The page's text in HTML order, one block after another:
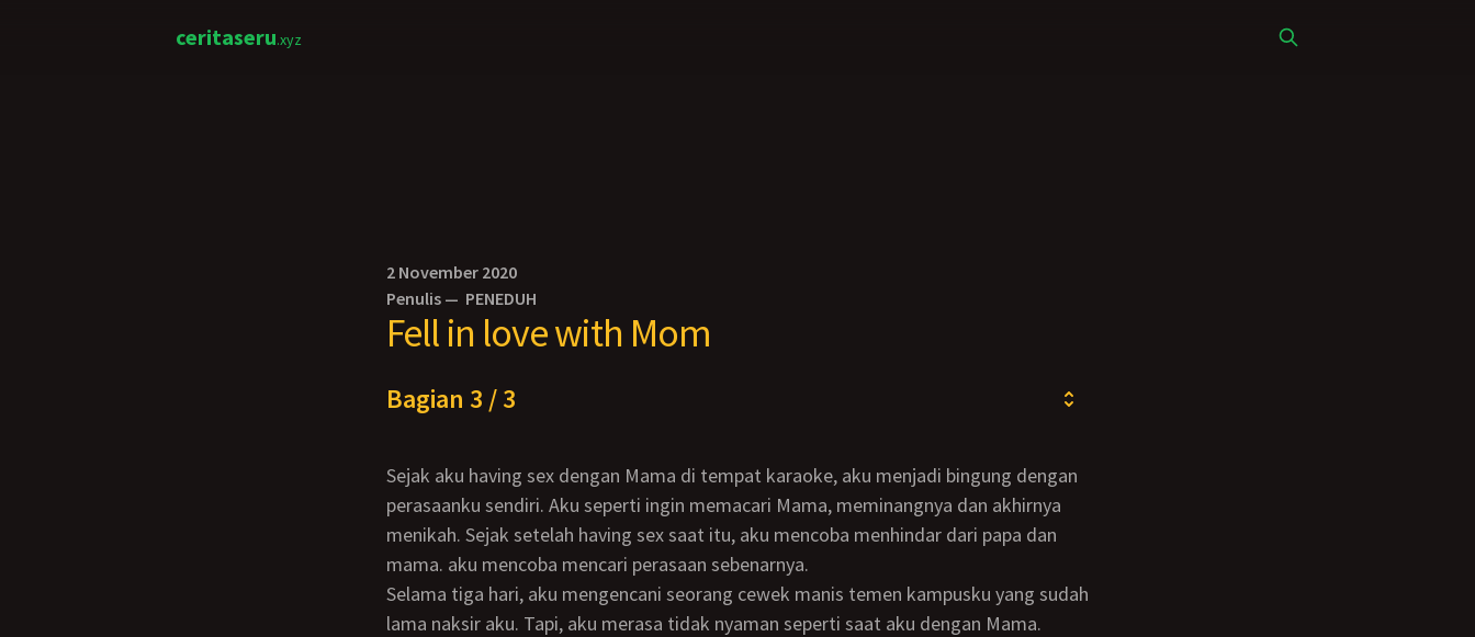
ceritaseru.xyz
2 November 2020
Penulis — PENEDUH
Fell in love with Mom
Bagian 3 / 3
Sejak aku having sex dengan Mama di tempat karaoke, aku menjadi bingung dengan
perasaanku sendiri. Aku seperti ingin memacari Mama, meminangnya dan akhirnya
menikah. Sejak setelah having sex saat itu, aku mencoba menhindar dari papa dan
mama. aku mencoba mencari perasaan sebenarnya.
Selama tiga hari, aku mengencani seorang cewek manis temen kampusku yang sudah
lama naksir aku. Tapi, aku merasa tidak nyaman seperti saat aku dengan Mama.